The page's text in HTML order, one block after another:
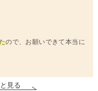
ので、お願いできて本当に
見る